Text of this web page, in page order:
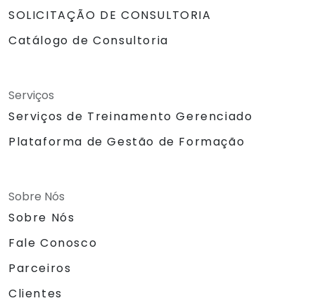
SOLICITAÇÃO DE CONSULTORIA
Catálogo de Consultoria
Serviços
Serviços de Treinamento Gerenciado
Plataforma de Gestão de Formação
Sobre Nós
Sobre Nós
Fale Conosco
Parceiros
Clientes